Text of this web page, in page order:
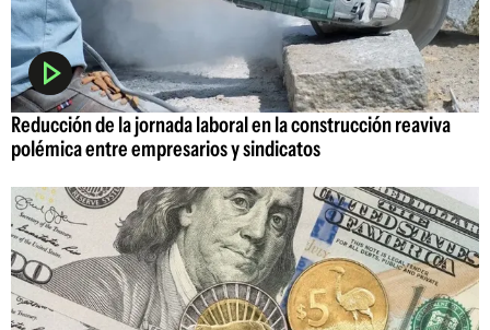
Reducción de la jornada laboral en la construcción reaviva
polémica entre empresarios y sindicatos